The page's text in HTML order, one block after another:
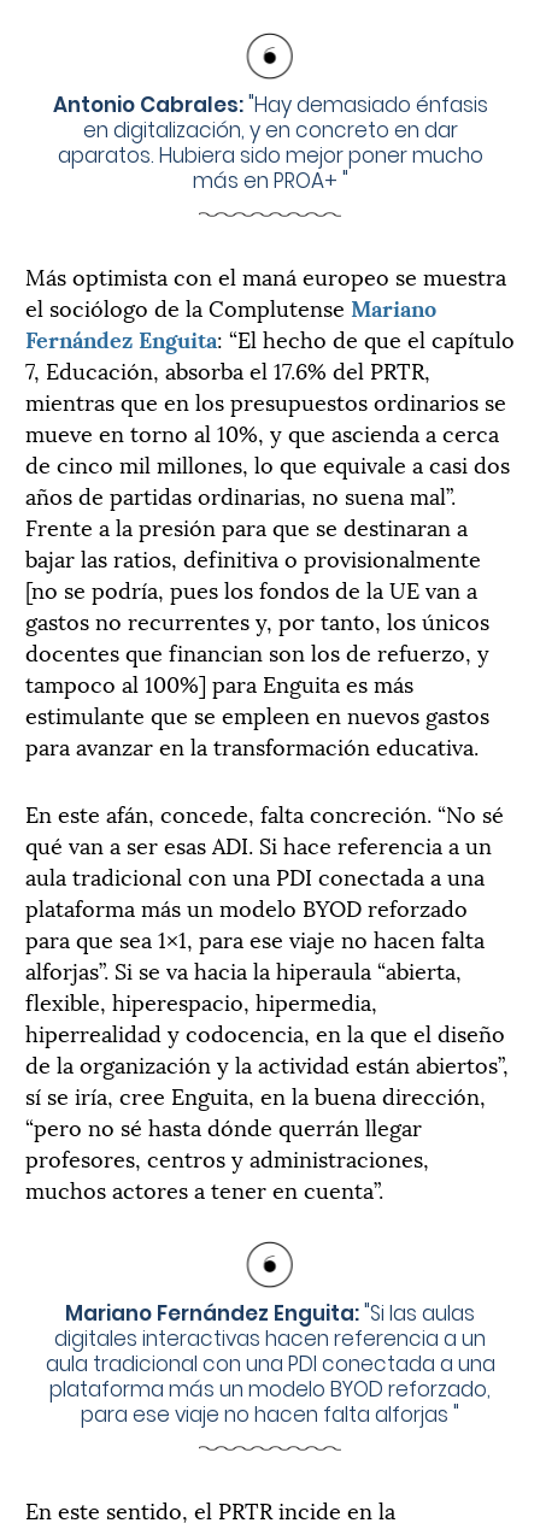
Antonio Cabrales:"Hay demasiado énfasis
en digitalización, y en concreto en dar
aparatos. Hubiera sido mejor poner mucho
más en PROA+ "
Más optimista con el maná europeo se muestra
el sociólogo de la Complutense Mariano
Fernández Enguita: “El hecho de que el capítulo
7, Educación, absorba el 17.6% del PRTR,
mientras que en los presupuestos ordinarios se
mueve en torno al 10%, y que ascienda a cerca
de cinco mil millones, lo que equivale a casi dos
años de partidas ordinarias, no suena mal”.
Frente a la presión para que se destinaran a
bajar las ratios, definitiva o provisionalmente
[no se podría, pues los fondos de la UE van a
gastos no recurrentes y, por tanto, los únicos
docentes que financian son los de refuerzo, y
tampoco al 100%] para Enguita es más
estimulante que se empleen en nuevos gastos
para avanzar en la transformación educativa.
En este afán, concede, falta concreción. “No sé
qué van a ser esas ADI. Si hace referencia a un
aula tradicional con una PDI conectada a una
plataforma más un modelo BYOD reforzado
para que sea 1×1, para ese viaje no hacen falta
alforjas”. Si se va hacia la hiperaula “abierta,
flexible, hiperespacio, hipermedia,
hiperrealidad y codocencia, en la que el diseño
de la organización y la actividad están abiertos”,
sí se iría, cree Enguita, en la buena dirección,
“pero no sé hasta dónde querrán llegar
profesores, centros y administraciones,
muchos actores a tener en cuenta”.
Mariano Fernández Enguita:"Si las aulas
digitales interactivas hacen referencia a un
aula tradicional con una PDI conectada a una
plataforma más un modelo BYOD reforzado,
para ese viaje no hacen falta alforjas "
En este sentido, el PRTR incide en la